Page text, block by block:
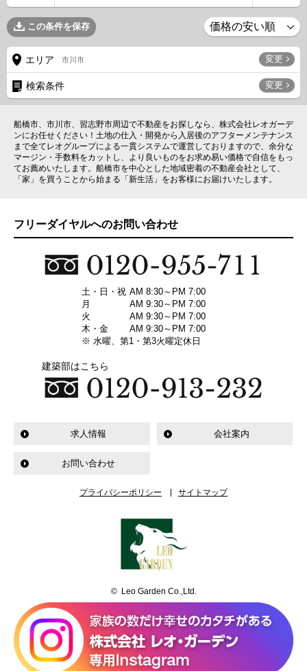
この条件を保存
エリア 市川市 変更
検索条件 変更
船橋市、市川市、習志野市周辺で不動産をお探しなら、株式会社レオガーデ
ンにお任せください！土地の仕入・開発から入居後のアフターメンテナンス
まで全てレオグループによる一貫システムで運営しておりますので、余分な
マージン・手数料をカットし、より良いものをお求め易い価格で自信をもっ
てお薦めいたします。船橋市を中心とした地域密着の不動産会社として、
「家」を買うことから始まる「新生活」をお客様にお届けいたします。
フリーダイヤルへのお問い合わせ
土・日・祝 AM 8:30～PM 7:00
月
AM 9:30～PM 7:00
火
AM 9:30～PM 7:00
木・金
AM 9:30～PM 7:00
※ 水曜、第1・第3火曜定休日
建築部はこちら
求人情報 会社案内
お問い合わせ
プライバシーポリシー サイトマップ
© Leo Garden Co.,Ltd.